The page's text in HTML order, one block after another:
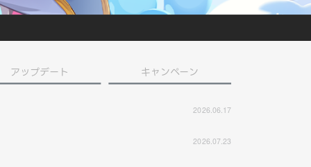
アップデート キャンペーン
2026.06.17
2026.07.23